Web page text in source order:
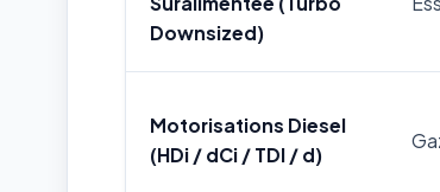
Downsized)
Motorisations Diesel
(HDi / dCi / TDI / d)